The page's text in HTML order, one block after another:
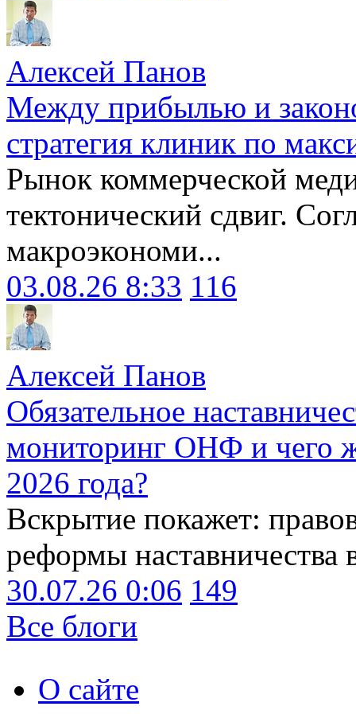
Алексей Панов
Между прибылью и
стратегия клиник по
Рынок коммерческой
тектонический сдвиг.
макроэкономи...
03.08.26 8:33 116
Алексей Панов
Обязательное
мониторинг ОНФ и чего
2026 года?
Вскрытие покажет:
реформы наставничества
30.07.26 0:06 149
Все блоги
О сайте